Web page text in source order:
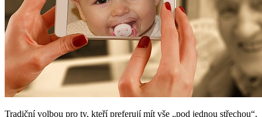
Tradiční volbou pro ty, kteří preferují mít vše „pod jednou střechou“,